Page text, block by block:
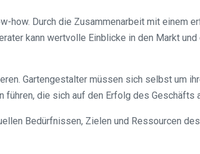
how. Durch die Zusammenarbeit mit einem
kann wertvolle Einblicke in den Markt
Gartengestalter müssen sich selbst um
die sich auf den Erfolg des Geschäfts
Bedürfnissen, Zielen und Ressourcen